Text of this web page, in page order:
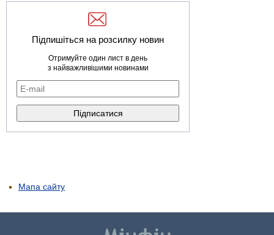
Підпишіться на розсилку новин
Отримуйте один лист в день
з найважливішими новинами
Мапа сайту